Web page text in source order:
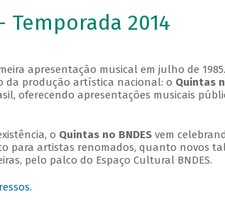
Temporada 2014
apresentação musical em julho de
da produção artística nacional: o Quintas
oferecendo apresentações musicais
o Quintas no BNDESvem
para artistas renomados, quanto novos
pelo palco do Espaço Cultural BNDES.
.